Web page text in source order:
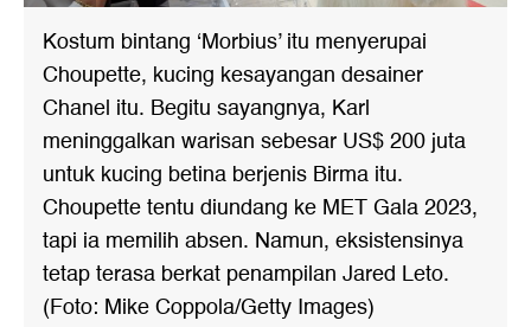
Kostum bintang ‘Morbius’ itu menyerupai
Choupette, kucing kesayangan desainer
Chanel itu. Begitu sayangnya, Karl
meninggalkan warisan sebesar US$ 200 juta
untuk kucing betina berjenis Birma itu.
Choupette tentu diundang ke MET Gala 2023,
tapi ia memilih absen. Namun, eksistensinya
tetap terasa berkat penampilan Jared Leto.
(Foto: Mike Coppola/Getty Images)